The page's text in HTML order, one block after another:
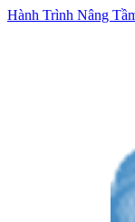
Hành Trình Nâng